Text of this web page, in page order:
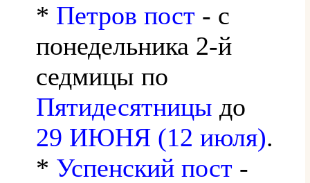
* Петров пост - с
понедельника 2-й
седмицы по
Пятидесятницы до
29 ИЮНЯ (12 июля).
* Успенский пост -